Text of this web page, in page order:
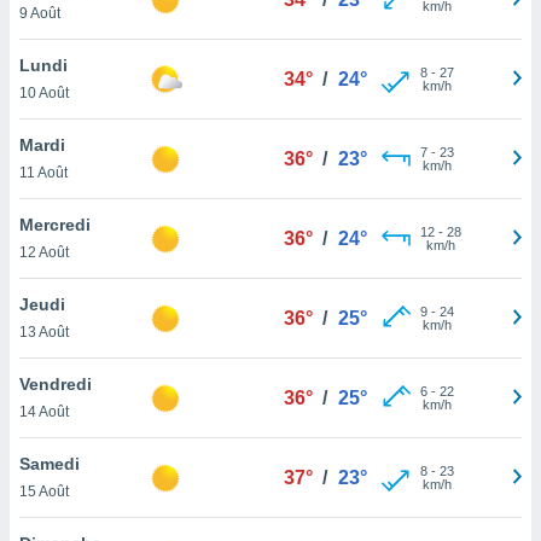
au
vous
de
ou
de
le
ainsi
un
la
du
9 Août
km/h
Lundi
10 Août
34° / 24° 8- 27
km/h
Mardi
11 Août
36° / 23° 7- 23
km/h
Mercredi
12 Août
36° / 24° 12- 28
km/h
Jeudi
13 Août
36° / 25° 9- 24
km/h
Vendredi
14 Août
36° / 25° 6- 22
km/h
Samedi
15 Août
37° / 23° 8- 23
km/h